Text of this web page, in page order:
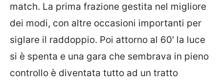
match. La prima frazione gestita nel migliore
dei modi, con altre occasioni importanti per
siglare il raddoppio. Poi attorno al 60′ la luce
si è spenta e una gara che sembrava in pieno
controllo è diventata tutto ad un tratto